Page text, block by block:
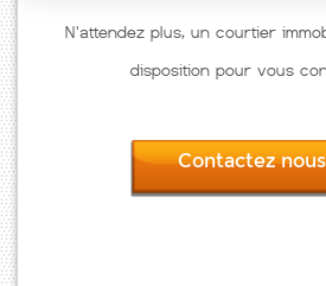
N'attendez plus, un courtier
disposition pour vous
Contactez